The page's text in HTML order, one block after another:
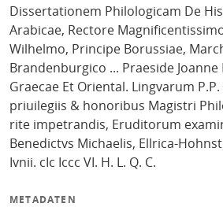
Marchione Brandenburgico ...
Praeside Joanne Heinrico Michaelis,
Graecae Et Oriental. Lingvarum P.P.
Ord. ... pro priuilegiis & honoribus
Magistri Philosophiæ & Artium rite
impetrandis, Eruditorum examini sistet
Christianvs Benedictvs Michaelis,
Ellrica-Hohnsteinensis, A.D. [ ] Ivnii. cIc
Iccc VI. H. L. Q. C.
f
o
Dissertationem Philologicam De
Arabicae, Rectore
Wilhelmo, Principe Borussiae,
Brandenburgico ... Praeside
Graecae Et Oriental. Lingvarum
priuilegiis & honoribus Magistri
rite impetrandis, Eruditorum
Benedictvs Michaelis, Ellrica-
Ivnii. cIc Iccc VI. H. L. Q. C.
METADATEN